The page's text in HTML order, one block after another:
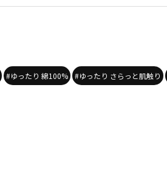
#ゆったり 綿100% #ゆったり さらっと肌触り